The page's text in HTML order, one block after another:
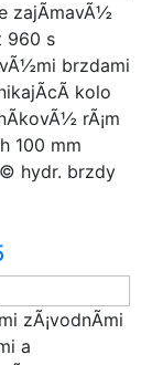
zajÃ­mavÃ½
960 s
brzdami
kolo
rÃ¡m
100 mm
hydr. brzdy
zÃ¡vodnÃ­mi
a